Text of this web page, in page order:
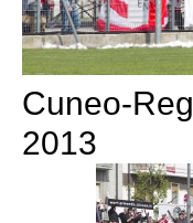
Cuneo-
2013